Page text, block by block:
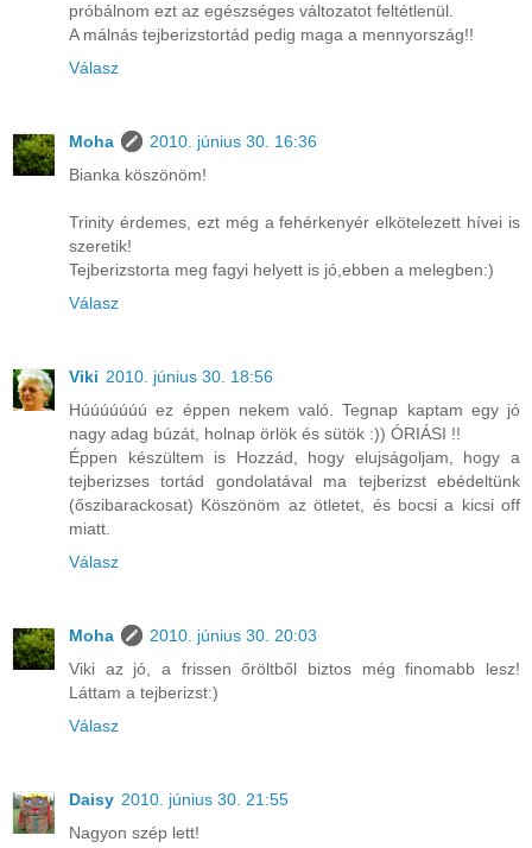
próbálnom ezt az egészséges változatot feltétlenül.
A málnás tejberizstortád pedig maga a mennyország!!
Válasz
Moha
2010. június 30. 16:36
Bianka köszönöm!
Trinity érdemes, ezt még a fehérkenyér elkötelezett hívei is
szeretik!
Tejberizstorta meg fagyi helyett is jó,ebben a melegben:)
Válasz
Viki 2010. június 30. 18:56
Húúúúúúú ez éppen nekem való. Tegnap kaptam egy jó
nagy adag búzát, holnap örlök és sütök :)) ÓRIÁSI !!
Éppen készültem is Hozzád, hogy elujságoljam, hogy a
tejberizses tortád gondolatával ma tejberizst ebédeltünk
(őszibarackosat) Köszönöm az ötletet, és bocsi a kicsi off
miatt.
Válasz
Moha
2010. június 30. 20:03
Viki az jó, a frissen őröltből biztos még finomabb lesz!
Láttam a tejberizst:)
Válasz
Daisy 2010. június 30. 21:55
Nagyon szép lett!